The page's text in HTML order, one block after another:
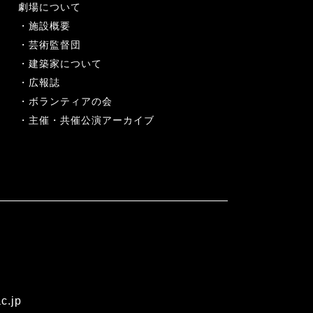
劇場について
施設概要
芸術監督団
建築家について
広報誌
ボランティアの会
主催・共催公演アーカイブ